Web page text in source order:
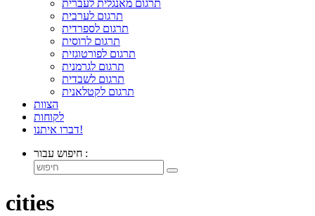
תרגום מאנגלית לעברית
תרגום לערבית
תרגום לספרדית
תרגום לרוסית
תרגום לפורטוגזית
תרגום לגרמנית
תרגום לשבדית
תרגום לקטלאנית
הצוות
לקוחות
דברו איתנו!
חיפוש עבור :
cities